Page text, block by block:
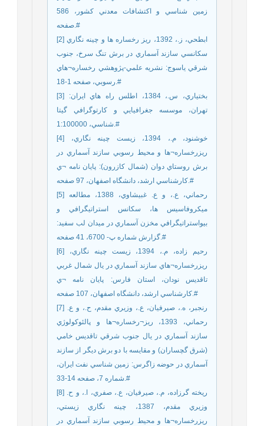
زمين شناسي و اکتشافات معدني کشور، 586
صفحه.#
[2] ابطحي، ز.، 1392، ريز رخساره ها و چينه نگاري
سکانسي سازند آسماري در برش تنگ سرخ، جنوب
شرقي ياسوج: نشريه علمي-پژوهشي رخساره¬هاي
رسوبي، صفحه 1-18.#
[3] بختياري، س.، 1384، اطلس راه هاي ايران:
تهران، موسسه جغرافيايي و کارتوگرافي گيتا
شناسي، 1:100000.#
[4] خوشنود، م.، 1394، زيست چينه نگاري،
ريزرخساره¬ها و محيط رسوبي سازند آسماري در
برش روستاي دوان (شمال کازرون): پايان نامه ¬ي
کارشناسي ارشد، دانشگاه اصفهان، 97 صفحه.#
[5] رحماني، ع.، و ع. غبيشاوي، 1388، مطالعه
ميکروفاسيس ها، سکانس استراتيگرافي و
بيواستراتيگرافي مخزن آسماري در ميدان لب سفيد:
گزارش شماره پ- 6700، 41 صفحه.#
[6] رحيم زاده، م.، 1394، زيست چينه نگاري،
ريزرخساره¬هاي سازند آسماري در يال شمال غربي
تاقديس نودان، استان فارس: پايان نامه ¬ي
کارشناسي ارشد، دانشگاه اصفهان، 107 صفحه.#
[7] رنجبر، ه.، صيرفيان، ع.، وزيري مقدم، ح.، و ع.
رحماني، 1393، ريز¬رخساره¬ها و پالئوکولوژي
سازند آسماري در يال جنوب شرقي تاقديس خامي
(شرق گچساران) و مقايسه با دو برش ديگر از سازند
آسماري در حوضه زاگرس: زمين شناسي نفت ايران،
شماره 7، صفحه 14-33.#
[8] ريخته گرزاده، م.، صيرفيان، ع.، صفري، ا.، و ح.
وزيري مقدم، 1387، چينه نگاري زيستي،
ريزرخساره¬ها و محيط رسوبي سازند آسماري در